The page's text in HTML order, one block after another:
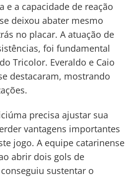
e a capacidade de reação
deixou abater mesmo
no placar. A atuação de
foi fundamental
Tricolor. Everaldo e Caio
destacaram, mostrando
precisa ajustar sua
vantagens importantes
jogo. A equipe catarinense
abrir dois gols de
sustentar o